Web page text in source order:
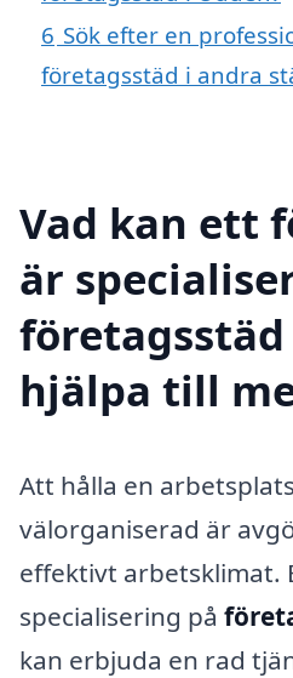
6 Sök efter en
företagsstäd i andra
Vad kan ett
är
hjälpa till
Att hålla en
välorganiserad är
effektivt arbetsklimat.
specialisering på
kan erbjuda en rad